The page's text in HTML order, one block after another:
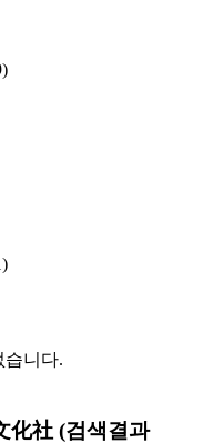
습니다.
化社 (검색결과